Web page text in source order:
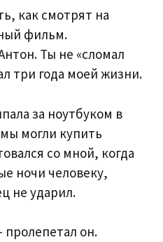
как смотрят на
фильм.
Ты не «сломал
три года моей жизни.
за ноутбуком в
могли купить
со мной, когда
ночи человеку,
не ударил.
он.